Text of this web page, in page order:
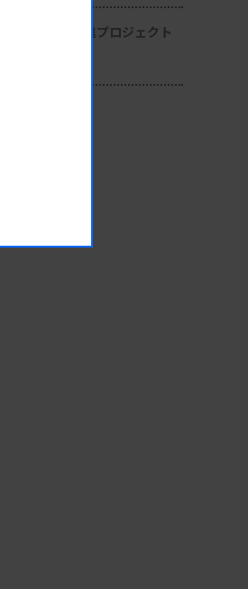
2026年度学術推進プロジェクト